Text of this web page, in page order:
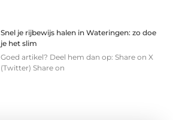
Snel je rijbewijs halen in Wateringen: zo doe
je het slim
Goed artikel? Deel hem dan op: Share on X
(Twitter) Share on